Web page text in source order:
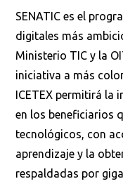
SENATIC es el
digitales más
Ministerio TIC y la
iniciativa a más
ICETEX permitirá la
en los beneficiarios
tecnológicos, con
aprendizaje y la
respaldadas por